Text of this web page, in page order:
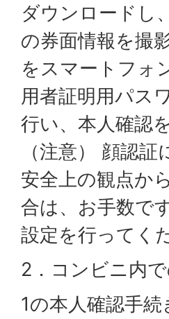
ダウンロードし
の券面情報を撮
をスマートフォ
用者証明用パス
行い、本人確認
（注意） 顔認
安全上の観点か
合は、お手数で
設定を行ってく
2．コンビニ内
1の本人確認手